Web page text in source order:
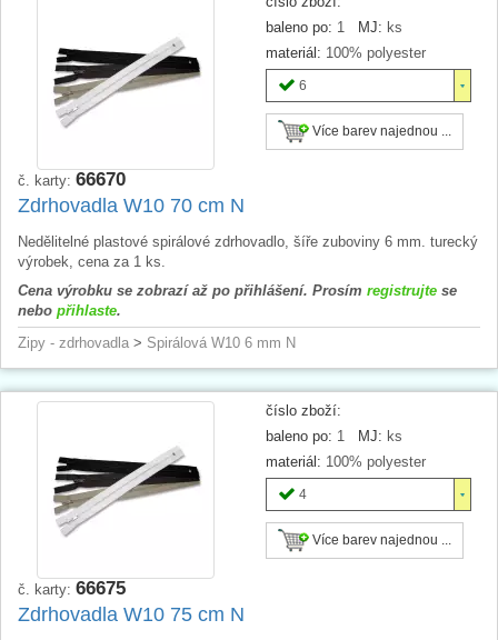
baleno po: 1 MJ: ks
materiál: 100% polyester
6
Více barev najednou ...
č. karty: 66670
Zdrhovadla W10 70 cm N
Nedělitelné plastové spirálové zdrhovadlo, šíře zuboviny 6 mm. turecký
výrobek, cena za 1 ks.
Cena výrobku se zobrazí až po přihlášení. Prosím registrujte se
nebo přihlaste.
Zipy - zdrhovadla > Spirálová W10 6 mm N
číslo zboží:
baleno po: 1 MJ: ks
materiál: 100% polyester
4
Více barev najednou ...
č. karty: 66675
Zdrhovadla W10 75 cm N